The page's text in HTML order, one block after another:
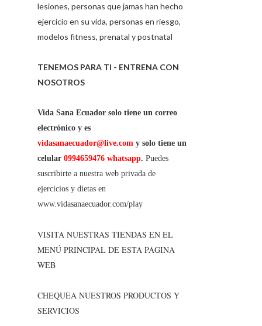
lesiones, personas que jamas han hecho
ejercicio en su vida, personas en riesgo,
modelos fitness, prenatal y postnatal
TENEMOS PARA TI - ENTRENA CON
NOSOTROS
Vida Sana Ecuador solo tiene un correo
electrónico y es
vidasanaecuador@live.com y solo tiene un
celular 0994659476 whatsapp. Puedes
suscribirte a nuestra web privada de
ejercicios y dietas en
www.vidasanaecuador.com/play
VISITA NUESTRAS TIENDAS EN EL
MENÚ PRINCIPAL DE ESTA PÁGINA
WEB
CHEQUEA NUESTROS PRODUCTOS Y
SERVICIOS